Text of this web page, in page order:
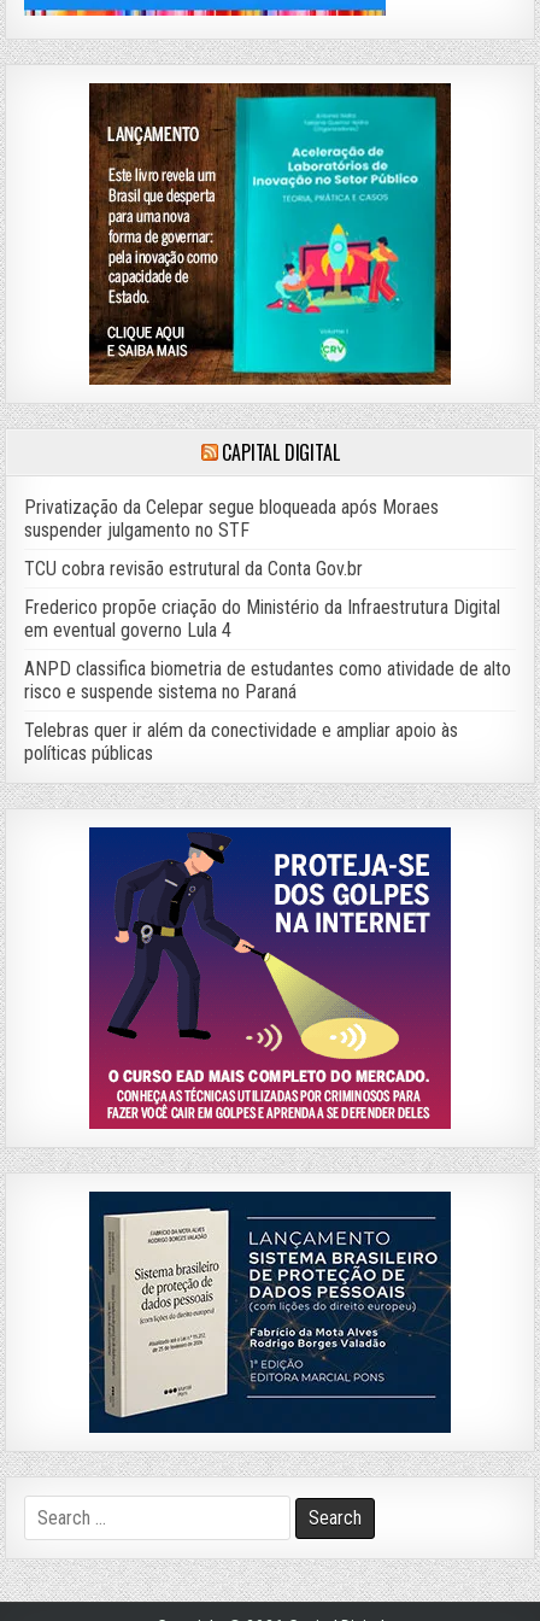
CAPITAL DIGITAL
Privatização da Celepar segue bloqueada após Moraes
suspender julgamento no STF
TCU cobra revisão estrutural da Conta Gov.br
Frederico propõe criação do Ministério da Infraestrutura Digital
em eventual governo Lula 4
ANPD classifica biometria de estudantes como atividade de alto
risco e suspende sistema no Paraná
Telebras quer ir além da conectividade e ampliar apoio às
políticas públicas
Search
for: